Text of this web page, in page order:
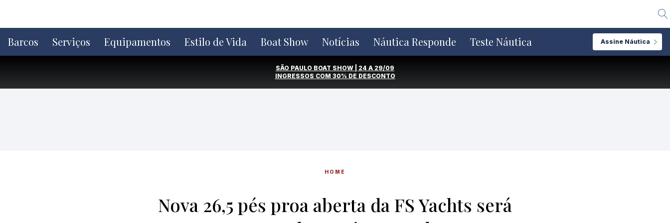
o
conteúdo
Barcos Serviços Equipamentos Estilo de Vida Boat Show Notícias Náutica Responde Teste Náutica Assine Náutica
SÃO PAULO BOAT SHOW | 24 A 29/09
INGRESSOS COM 30% DE DESCONTO
HOME
Nova 26,5 pés proa aberta da FS Yachts será